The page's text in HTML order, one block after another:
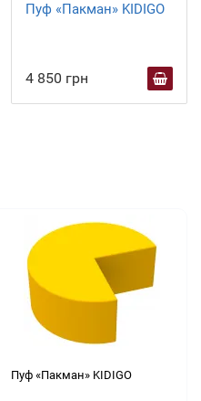
Пуф «Пакман» KIDIGO
4 850 грн
Пуф «Пакман» KIDIGO